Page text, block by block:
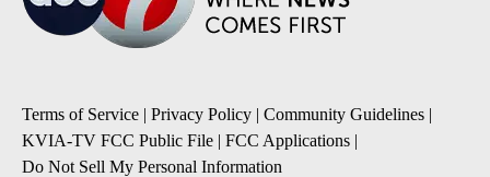
Terms of Service | Privacy Policy | Community Guidelines |
KVIA-TV FCC Public File | FCC Applications |
Do Not Sell My Personal Information